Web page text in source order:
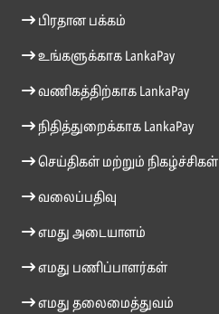
பிரதான பக்கம்
உங்களுக்காக LankaPay
வணிகத்திற்காக LankaPay
நிதித்துறைக்காக LankaPay
செய்திகள் மற்றும் நிகழ்ச்சிகள்
வலைப்பதிவு
எமது அடையாளம்
எமது பணிப்பாளர்கள்
எமது தலைமைத்துவம்